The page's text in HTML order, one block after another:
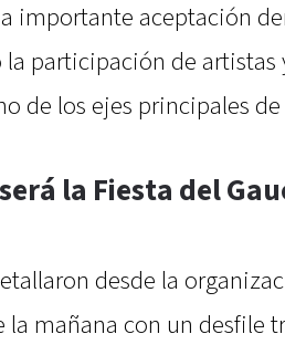
importante aceptación
la participación de artistas
de los ejes principales
la Fiesta del
desde la
la mañana con un desfile